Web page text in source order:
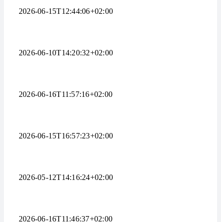
2026-06-15T12:44:06+02:00
2026-06-10T14:20:32+02:00
2026-06-16T11:57:16+02:00
2026-06-15T16:57:23+02:00
2026-05-12T14:16:24+02:00
2026-06-16T11:46:37+02:00